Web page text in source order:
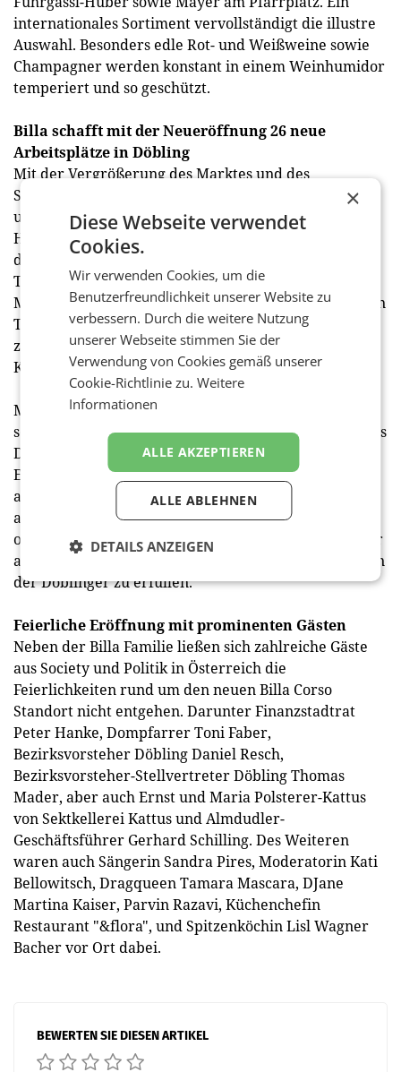
internationales Sortiment vervollständigt die illustre
Auswahl. Besonders edle Rot- und Weißweine sowie
Champagner werden konstant in einem Weinhumidor
temperiert und so geschützt.
Billa schafft mit der Neueröffnung 26 neue
Arbeitsplätze in Döbling
Mit der Vergrößerung des Marktes und des
Sortiments wurde auch das bestehende Marktteam
unter der Leitung von Marktmanager Thomas
Holzweber erweitert. Insgesamt schaffte Billa mit
dem Umbau 26 neue Arbeitsplätze im Bezirk. Das
Team im Döblinger Billa Corso besteht nun aus 43
Mitarbeiter. Thomas Holzweber ist seit bald 30 Jahren
Teil der Billa Familie und führte den Standort bereits
zuvor sehr erfolgreich mit seinen Kolleginnen und
Kollegen, er kennt die Klientel seines Marktes.
Marktmanager Thomas Holzweber: „Wir freuen uns
sehr, dass wir unseren Kunden jetzt ein noch größeres
Delikatessen-Sortiment in einem so beeindruckenden
Einkaufsambiente bieten dürfen. Auch für den
alltäglichen Einkauf sind wir weiterhin bestens
ausgestattet. Die Auswahl soll keine Wünsche
offenlassen – und wenn sie es mal doch tut, setzen wir
alles daran, auch die ganz individuellen Vorstellungen
der Döblinger zu erfüllen.“
Feierliche Eröffnung mit prominenten Gästen
Neben der Billa Familie ließen sich zahlreiche Gäste
aus Society und Politik in Österreich die
Feierlichkeiten rund um den neuen Billa Corso
Standort nicht entgehen. Darunter Finanzstadtrat
Peter Hanke, Dompfarrer Toni Faber,
Bezirksvorsteher Döbling Daniel Resch,
Bezirksvorsteher-Stellvertreter Döbling Thomas
Mader, aber auch Ernst und Maria Polsterer-Kattus
von Sektkellerei Kattus und Almdudler-
Geschäftsführer Gerhard Schilling. Des Weiteren
waren auch Sängerin Sandra Pires, Moderatorin Kati
Bellowitsch, Dragqueen Tamara Mascara, DJane
Martina Kaiser, Parvin Razavi, Küchenchefin
Restaurant "&flora", und Spitzenköchin Lisl Wagner
Bacher vor Ort dabei.
BEWERTEN SIE DIESEN ARTIKEL
×
Diese Webseite verwendet
Cookies.
Wir verwenden Cookies, um die
Benutzerfreundlichkeit unserer Website zu
verbessern. Durch die weitere Nutzung
unserer Webseite stimmen Sie der
Verwendung von Cookies gemäß unserer
Cookie-Richtlinie zu.Weitere
Informationen
ALLE AKZEPTIEREN
ALLE ABLEHNEN
DETAILS ANZEIGEN